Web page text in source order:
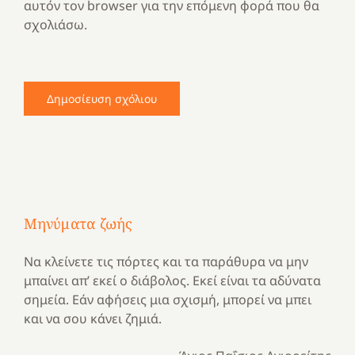
αυτόν τον browser για την επόμενη φορά που θα
σχολιάσω.
Μηνύματα ζωής
Να κλείνετε τις πόρτες και τα παράθυρα να μην
μπαίνει απ’ εκεί ο διάβολος. Εκεί είναι τα αδύνατα
σημεία. Εάν αφήσεις μια σχισμή, μπορεί να μπει
και να σου κάνει ζημιά.